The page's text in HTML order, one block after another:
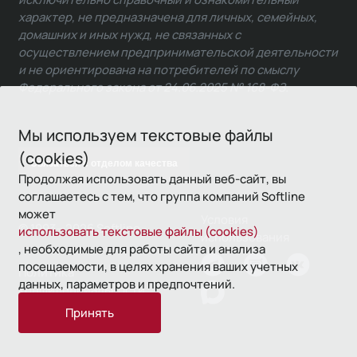
Мы используем текстовые файлы
(cookies)
Продолжая использовать данный веб-сайт, вы
соглашаетесь с тем, что группа компаний Softline
может
использовать текстовые файлы (cookies)
, необходимые для работы сайта и анализа
посещаемости, в целях хранения ваших учетных
данных, параметров и предпочтений.
Принять
Связаться с отделом качества
характер, не предназначена для личных, семейных,
домашних и иных нужд, не связанных с
осуществлением предпринимательской деятельности
и не ориентирована на потребителей по смыслу
Федерального закона от 24.06.2025 № 168-ФЗ.
© 1993—2026 Softline
использования
Политика
конфиденциальности